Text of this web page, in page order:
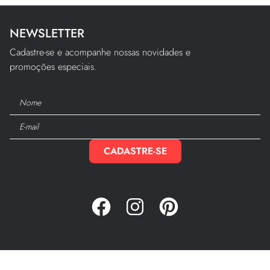
NEWSLETTER
Cadastre-se e acompanhe nossas novidades e
promoções especiais.
CADASTRE-SE